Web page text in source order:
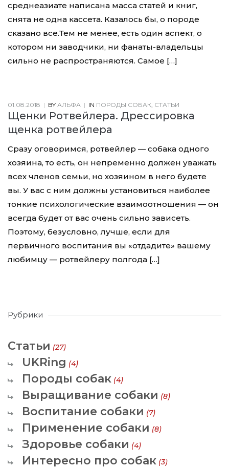
среднеазиате написана масса статей и книг,
снята не одна кассета. Казалось бы, о породе
сказано все.Тем не менее, есть один аспект, о
котором ни заводчики, ни фанаты-владельцы
сильно не распространяются. Самое […]
01.08.2018 | BY АЛЬФА | IN ПОРОДЫ СОБАК, СТАТЬИ
Щенки Ротвейлера. Дрессировка
щенка ротвейлера
Сразу оговоримся, ротвейлер — собака одного
хозяина, то есть, он непременно должен уважать
всех членов семьи, но хозяином в него будете
вы. У вас с ним должны установиться наиболее
тонкие психологические взаимоотношения — он
всегда будет от вас очень сильно зависеть.
Поэтому, безусловно, лучше, если для
первичного воспитания вы «отдадите» вашему
любимцу — ротвейлеру полгода […]
Рубрики
Статьи (27)
UKRing (4)
Породы собак (4)
Выращивание собаки (8)
Воспитание собаки (7)
Применение собаки (8)
Здоровье собаки (4)
Интересно про собак (3)